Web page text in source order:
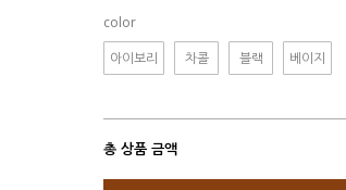
color
아이보리
차콜 블랙 베이지
총 상품 금액